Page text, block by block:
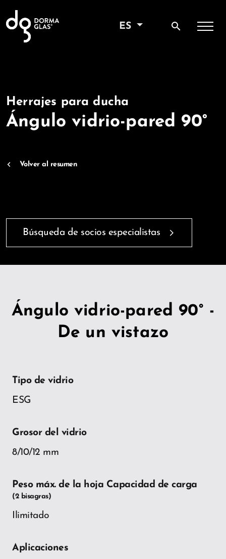
ES search
Herrajes para ducha
Ángulo vidrio-pared 90°
Volver al resumen
Búsqueda de socios especialistas
Ángulo vidrio-pared 90° -
De un vistazo
Tipo de vidrio
ESG
Grosor del vidrio
8/10/12 mm
Peso máx. de la hoja Capacidad de carga
(2 bisagras)
Ilimitado
Aplicaciones